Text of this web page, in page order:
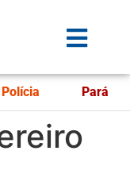
Polícia Pará